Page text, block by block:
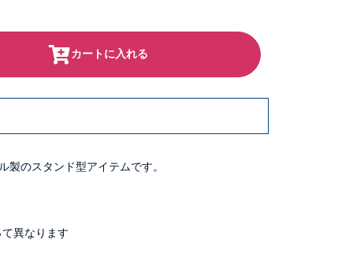
カートに入れる
製のスタンド型アイテムです。
異なります